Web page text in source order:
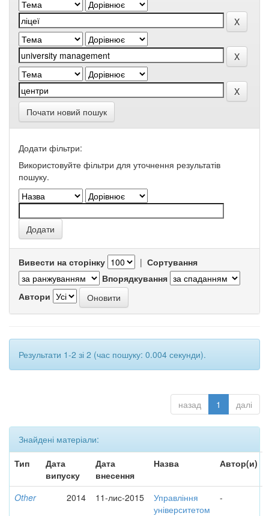
Почати новий пошук
Додати фільтри:
Використовуйте фільтри для уточнення результатів
пошуку.
Вивести на сторінку | Сортування
Впорядкування
Автори
Результати 1-2 зі 2 (час пошуку: 0.004 секунди).
назад 1 далі
Знайдені матеріали:
Тип
Дата
випуску
Дата
внесення
Назва Автор(и)
Other 2014 11-лис-2015
Управління
університетом
-